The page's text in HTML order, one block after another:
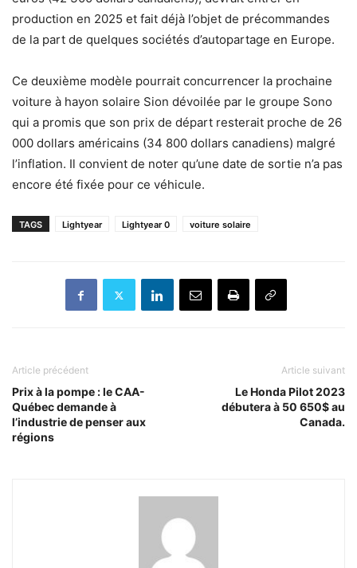
production en 2025 et fait déjà l’objet de précommandes
de la part de quelques sociétés d’autopartage en Europe.
Ce deuxième modèle pourrait concurrencer la prochaine
voiture à hayon solaire Sion dévoilée par le groupe Sono
qui a promis que son prix de départ resterait proche de 26
000 dollars américains (34 800 dollars canadiens) malgré
l’inflation. Il convient de noter qu’une date de sortie n’a pas
encore été fixée pour ce véhicule.
TAGS Lightyear Lightyear 0 voiture solaire
Article précédent
Prix à la pompe : le CAA-
Québec demande à
l’industrie de penser aux
régions
Article suivant
Le Honda Pilot 2023
débutera à 50 650$ au
Canada.